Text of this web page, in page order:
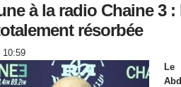
à la radio Chaine 3
résorbée
10:59
Le